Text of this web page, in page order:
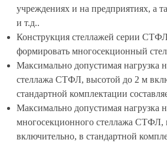
учреждениях и на предприятиях, а
и т.д..
Конструкция стеллажей серии
формировать многосекционный
Максимально допустимая нагрузка
стеллажа СТФЛ, высотой до 2 м
стандартной комплектации
Максимально допустимая нагрузка
многосекционного стеллажа СТФЛ,
включительно, в стандартной